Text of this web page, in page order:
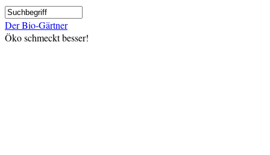
Direkt
zum
Inhalt
Suche
Der Bio-Gärtner
Öko schmeckt besser!